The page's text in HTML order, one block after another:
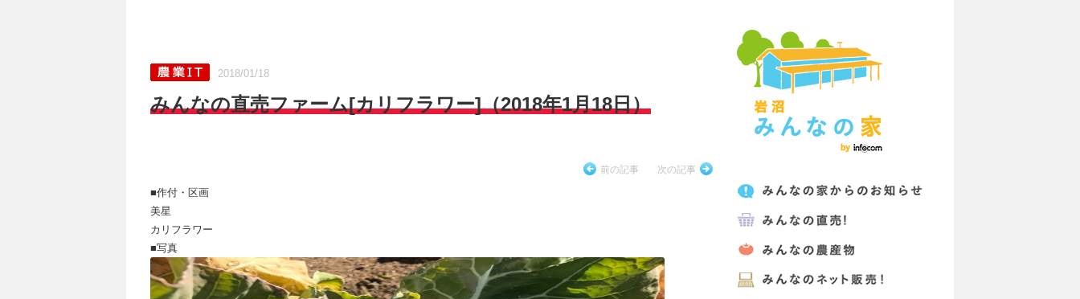
2018/01/18
みんなの直売ファーム[カリフラワー]（2018年1月18日）
前の記事 次の記事
■作付・区画
美星
カリフラワー
■写真